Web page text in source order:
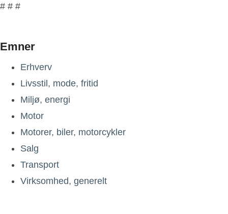
# # #
Emner
Erhverv
Livsstil, mode, fritid
Miljø, energi
Motor
Motorer, biler, motorcykler
Salg
Transport
Virksomhed, generelt